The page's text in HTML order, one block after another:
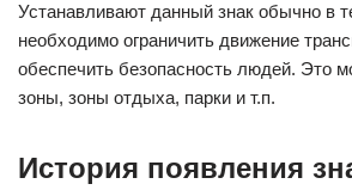
Устанавливают данный знак обычно в
необходимо ограничить движение
обеспечить безопасность людей. Это
зоны, зоны отдыха, парки и т.п.
История появления